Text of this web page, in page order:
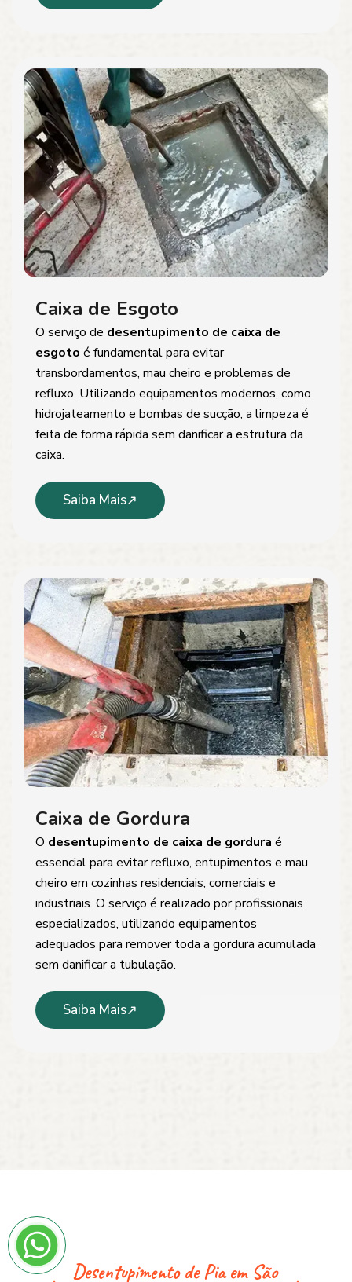
Caixa de Esgoto
O serviço de desentupimento de caixa de
esgoto é fundamental para evitar
transbordamentos, mau cheiro e problemas de
refluxo. Utilizando equipamentos modernos, como
hidrojateamento e bombas de sucção, a limpeza é
feita de forma rápida sem danificar a estrutura da
caixa.
Saiba Mais
Caixa de Gordura
O desentupimento de caixa de gordura é
essencial para evitar refluxo, entupimentos e mau
cheiro em cozinhas residenciais, comerciais e
industriais. O serviço é realizado por profissionais
especializados, utilizando equipamentos
adequados para remover toda a gordura acumulada
sem danificar a tubulação.
Saiba Mais
Desentupimento de Pia em São